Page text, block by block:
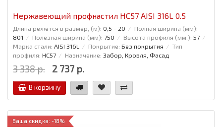
Нержавеющий профнастил НС57 AISI 316L 0.5
Длина режется в размер, (м): 0,5 - 20
Полная ширина (мм):
801
Полезная ширина (мм): 750 Высота профиля (мм.): 57
Марка стали: AISI 316L Покрытие: Без покрытия
Тип
профиля: НС57 Назначение: Забор, Кровля, Фасад
3 338 р. 2 737 р.
В корзину
Ваша скидка: -18%